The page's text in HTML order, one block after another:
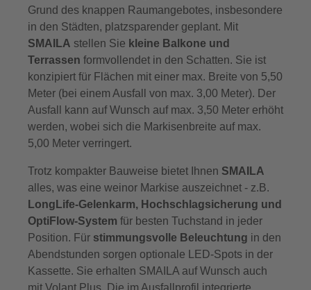
Grund des knappen Raumangebotes, insbesondere
in den Städten, platzsparender geplant. Mit
SMAILA stellen Sie kleine Balkone und
Terrassen formvollendet in den Schatten. Sie ist
konzipiert für Flächen mit einer max. Breite von 5,50
Meter (bei einem Ausfall von max. 3,00 Meter). Der
Ausfall kann auf Wunsch auf max. 3,50 Meter erhöht
werden, wobei sich die Markisenbreite auf max.
5,00 Meter verringert.
Trotz kompakter Bauweise bietet Ihnen SMAILA
alles, was eine weinor Markise auszeichnet - z.B.
LongLife-Gelenkarm, Hochschlagsicherung und
OptiFlow-System für besten Tuchstand in jeder
Position. Für stimmungsvolle Beleuchtung in den
Abendstunden sorgen optionale LED-Spots in der
Kassette. Sie erhalten SMAILA auf Wunsch auch
mit Volant Plus. Die im Ausfallprofil integrierte